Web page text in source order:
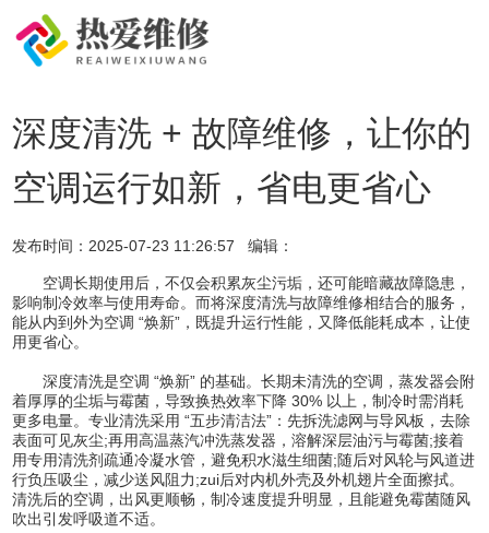
深度清洗 + 故障维修，让你的
空调运行如新，省电更省心
发布时间： 2025-07-23 11:26:57 编辑：
空调长期使用后，不仅会积累灰尘污垢，还可能暗藏故障隐患，
影响制冷效率与使用寿命。而将深度清洗与故障维修相结合的服务，
能从内到外为空调 “焕新”，既提升运行性能，又降低能耗成本，让使
用更省心。
深度清洗是空调 “焕新” 的基础。长期未清洗的空调，蒸发器会附
着厚厚的尘垢与霉菌，导致换热效率下降 30% 以上，制冷时需消耗
更多电量。专业清洗采用 “五步清洁法”：先拆洗滤网与导风板，去除
表面可见灰尘;再用高温蒸汽冲洗蒸发器，溶解深层油污与霉菌;接着
用专用清洗剂疏通冷凝水管，避免积水滋生细菌;随后对风轮与风道进
行负压吸尘，减少送风阻力;zui后对内机外壳及外机翅片全面擦拭。
清洗后的空调，出风更顺畅，制冷速度提升明显，且能避免霉菌随风
吹出引发呼吸道不适。